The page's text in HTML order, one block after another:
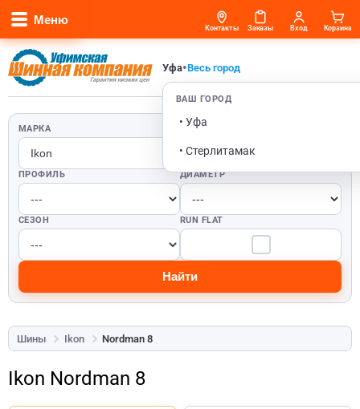
Меню
Уфа•Весь город
ВАШ ГОРОД
• Уфа
• Стерлитамак
Контакты Заказы Вход Корзина
МАРКА ШИРИНА
ПРОФИЛЬ ДИАМЕТР
СЕЗОН RUN FLAT
Найти
Шины Ikon Nordman 8
Ikon Nordman 8